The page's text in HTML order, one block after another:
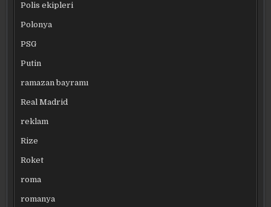
Polis ekipleri
Polonya
PSG
Putin
ramazan bayramı
Real Madrid
reklam
Rize
Roket
roma
romanya